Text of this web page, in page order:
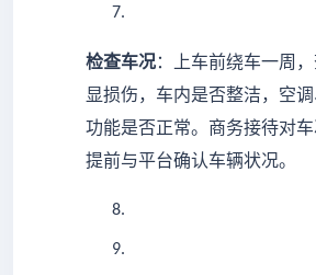
7.
检查车况：上车前绕车一周
显损伤，车内是否整洁，空
功能是否正常。商务接待对
提前与平台确认车辆状况。
8.
9.